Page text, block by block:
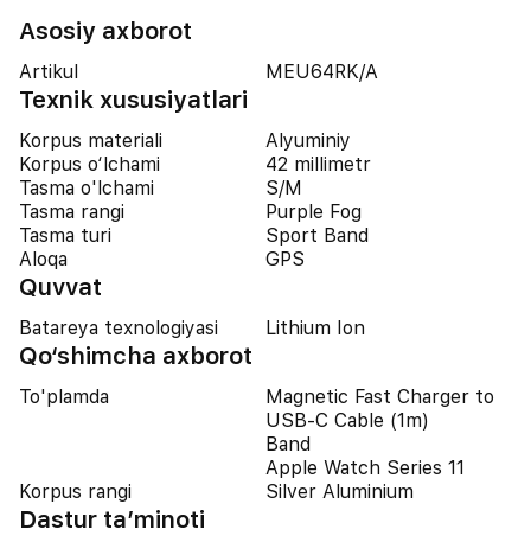
Asosiy axborot
Artikul MEU64RK/A
Texnik xususiyatlari
Korpus materiali
Alyuminiy
Korpus o‘lchami
42 millimetr
Tasma o'lchami
S/M
Tasma rangi
Purple Fog
Tasma turi
Sport Band
Aloqa
GPS
Quvvat
Batareya texnologiyasi Lithium Ion
Qo‘shimcha axborot
To'plamda
Magnetic Fast Charger to
USB‑C Cable (1m)
Band
Apple Watch Series 11
Korpus rangi
Silver Aluminium
Dastur ta’minoti